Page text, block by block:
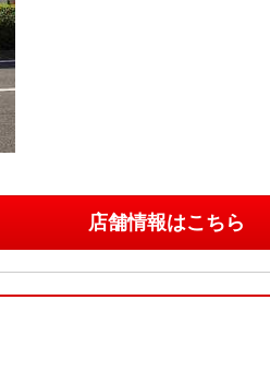
店舗情報はこちら